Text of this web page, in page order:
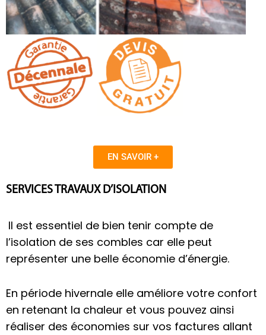
EN SAVOIR +
SERVICES TRAVAUX D’ISOLATION
Il est essentiel de bien tenir compte de
l’isolation de ses combles car elle peut
représenter une belle économie d’énergie.
En période hivernale elle améliore votre confort
en retenant la chaleur et vous pouvez ainsi
réaliser des économies sur vos factures allant